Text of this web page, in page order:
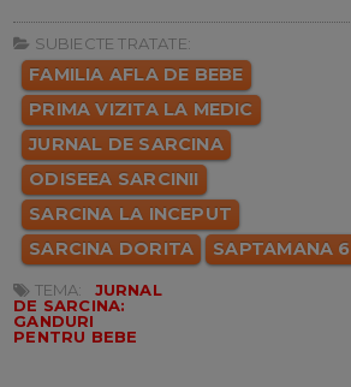
SUBIECTE TRATATE:
FAMILIA AFLA DE BEBE
PRIMA VIZITA LA MEDIC
JURNAL DE SARCINA
ODISEEA SARCINII
SARCINA LA INCEPUT
SARCINA DORITA
SAPTAMANA 6
TEMA:
JURNAL
DE SARCINA:
GANDURI
PENTRU BEBE